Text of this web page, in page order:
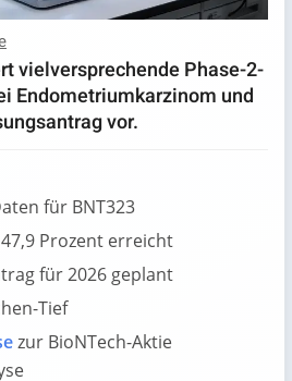
vielversprechende Phase-2-
Endometriumkarzinom und
vor.
für BNT323
Prozent erreicht
für 2026 geplant
Tief
zur BioNTech-Aktie